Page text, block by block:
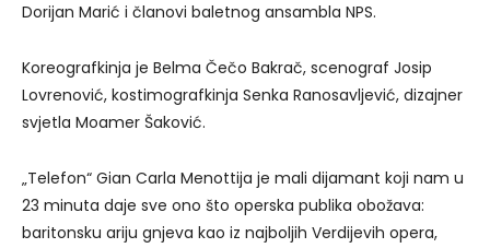
Dorijan Marić i članovi baletnog ansambla NPS.
Koreografkinja je Belma Čečo Bakrač, scenograf Josip
Lovrenović, kostimografkinja Senka Ranosavljević, dizajner
svjetla Moamer Šaković.
„Telefon“ Gian Carla Menottija je mali dijamant koji nam u
23 minuta daje sve ono što operska publika obožava:
baritonsku ariju gnjeva kao iz najboljih Verdijevih opera,